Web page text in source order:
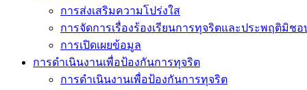
การส่งเสริมความโปร่งใส
การจัดการเรื่องร้องเรียนการทุจริตและประพฤติมิชอ
การเปิดเผยข้อมูล
การดำเนินงานเพื่อป้องกันการทุจริต
การดำเนินงานเพื่อป้องกันการทุจริต